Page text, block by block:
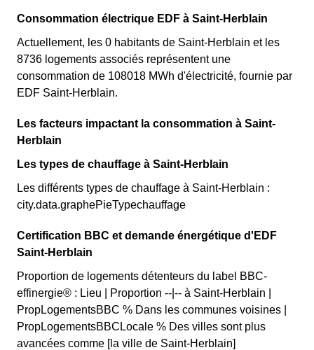
Consommation électrique EDF à Saint-Herblain
Actuellement, les 0 habitants de Saint-Herblain et les
8736 logements associés représentent une
consommation de 108018 MWh d'électricité, fournie par
EDF Saint-Herblain.
Les facteurs impactant la consommation à Saint-
Herblain
Les types de chauffage à Saint-Herblain
Les différents types de chauffage à Saint-Herblain :
city.data.graphePieTypechauffage
Certification BBC et demande énergétique d'EDF
Saint-Herblain
Proportion de logements détenteurs du label BBC-
effinergie® : Lieu | Proportion --|-- à Saint-Herblain |
PropLogementsBBC % Dans les communes voisines |
PropLogementsBBCLocale % Des villes sont plus
avancées comme [la ville de Saint-Herblain]